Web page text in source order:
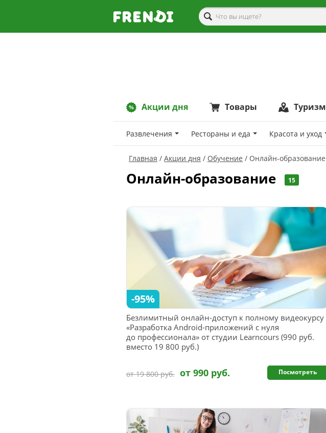
Акции дня Товары Туризм
Развлечения Рестораны и еда Красота и уход
Главная Акции дня Обучение Онлайн-образование
Онлайн-образование 15
Безлимитный онлайн-доступ к полному видеокурсу
«Разработка Android-приложений с нуля
до профессионала» от студии Learncours (990 руб.
вместо 19 800 руб.)
-95%
от 19 800 руб. от 990 руб. Посмотреть